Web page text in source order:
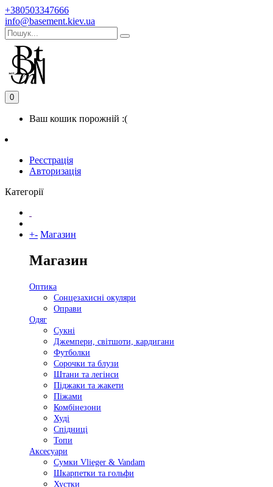
+380503347666
info@basement.kiev.ua
0
Ваш кошик порожній :(
Реєстрація
Авторизація
Категорії
+- Магазин
Магазин
Оптика
Сонцезахисні окуляри
Оправи
Одяг
Сукні
Джемпери, світшоти, кардигани
Футболки
Сорочки та блузи
Штани та легінси
Піджаки та жакети
Піжами
Комбінезони
Худі
Спідниці
Топи
Аксесуари
Сумки Vlieger & Vandam
Шкарпетки та гольфи
Хустки